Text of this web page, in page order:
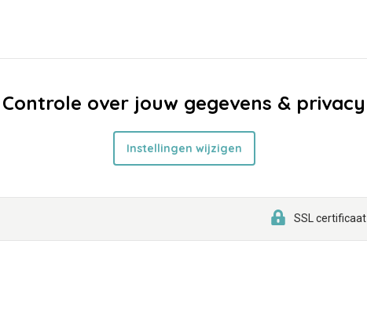
Controle over jouw gegevens & privacy
Instellingen wijzigen
SSL certificaat